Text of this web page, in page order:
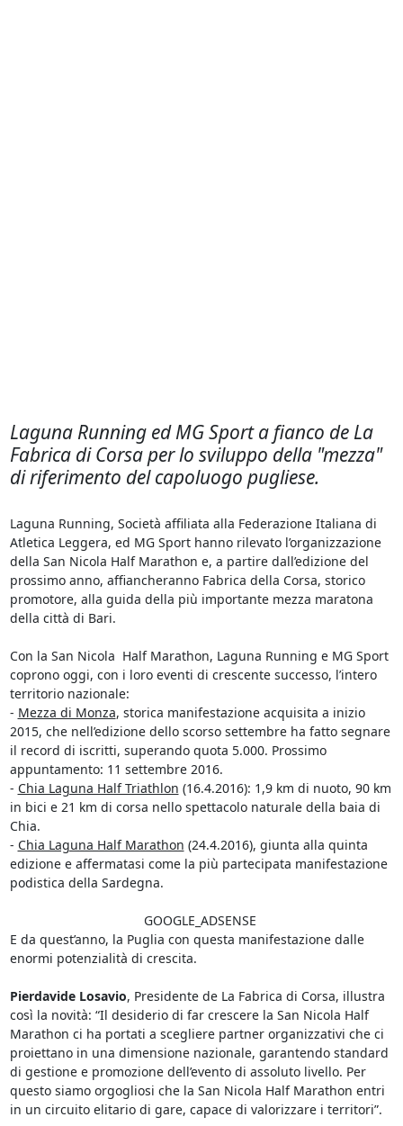
Laguna Running ed MG Sport a fianco de La
Fabrica di Corsa per lo sviluppo della "mezza"
di riferimento del capoluogo pugliese.
Laguna Running, Società affiliata alla Federazione Italiana di
Atletica Leggera, ed MG Sport hanno rilevato l’organizzazione
della San Nicola Half Marathon e, a partire dall’edizione del
prossimo anno, affiancheranno Fabrica della Corsa, storico
promotore, alla guida della più importante mezza maratona
della città di Bari.
Con la San Nicola Half Marathon, Laguna Running e MG Sport
coprono oggi, con i loro eventi di crescente successo, l’intero
territorio nazionale:
- Mezza di Monza, storica manifestazione acquisita a inizio
2015, che nell’edizione dello scorso settembre ha fatto segnare
il record di iscritti, superando quota 5.000. Prossimo
appuntamento: 11 settembre 2016.
- Chia Laguna Half Triathlon (16.4.2016): 1,9 km di nuoto, 90 km
in bici e 21 km di corsa nello spettacolo naturale della baia di
Chia.
- Chia Laguna Half Marathon (24.4.2016), giunta alla quinta
edizione e affermatasi come la più partecipata manifestazione
podistica della Sardegna.
GOOGLE_ADSENSE
E da quest’anno, la Puglia con questa manifestazione dalle
enormi potenzialità di crescita.
Pierdavide Losavio, Presidente de La Fabrica di Corsa, illustra
così la novità: “Il desiderio di far crescere la San Nicola Half
Marathon ci ha portati a scegliere partner organizzativi che ci
proiettano in una dimensione nazionale, garantendo standard
di gestione e promozione dell’evento di assoluto livello. Per
questo siamo orgogliosi che la San Nicola Half Marathon entri
in un circuito elitario di gare, capace di valorizzare i territori”.